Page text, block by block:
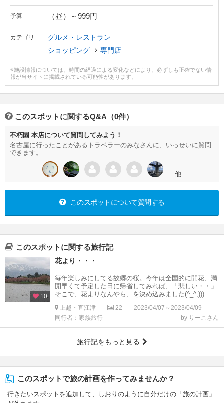
予算 （昼）～999円
カテゴリ
グルメ・レストラン
ショッピング
専門店
※施設情報については、時間の経過による変化などにより、必ずしも正確でない情
報が当サイトに掲載されている可能性があります。
このスポットに関するQ&A（0件）
不朽園 本店について質問してみよう！
名古屋に行ったことがあるトラベラーのみなさんに、いっせいに質問
できます。
…他
このスポットについて質問する
このスポットに関する旅行記
10
花より・・・
毎年楽しみにしてる故郷の桜。今年は全国的に開花、満
開早くて予定した日に帰省してみれば、「悲しい・・」
そこで、花よりなんやら、を決め込みました(^_^;)))
上越・直江津 22
2023/04/07～2023/04/09
同行者：家族旅行
by りーこさん
旅行記をもっと見る
このスポットで旅の計画を作ってみませんか？
行きたいスポットを追加して、しおりのように自分だけの「旅の計画」